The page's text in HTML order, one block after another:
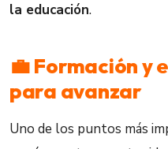
la educación.
💼 Formación y
para avanzar
Uno de los puntos más